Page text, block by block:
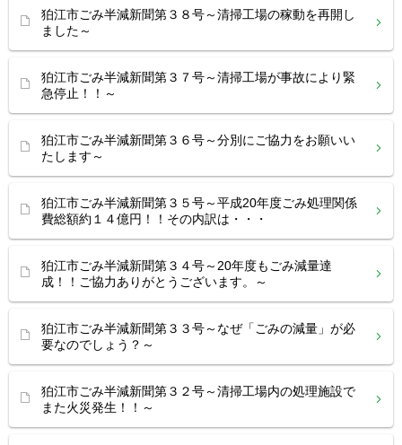
狛江市ごみ半減新聞第３８号～清掃工場の稼動を再開し
ました～
狛江市ごみ半減新聞第３７号～清掃工場が事故により緊
急停止！！～
狛江市ごみ半減新聞第３６号～分別にご協力をお願いい
たします～
狛江市ごみ半減新聞第３５号～平成20年度ごみ処理関係
費総額約１４億円！！その内訳は・・・
狛江市ごみ半減新聞第３４号～20年度もごみ減量達
成！！ご協力ありがとうございます。～
狛江市ごみ半減新聞第３３号～なぜ「ごみの減量」が必
要なのでしょう？～
狛江市ごみ半減新聞第３２号～清掃工場内の処理施設で
また火災発生！！～